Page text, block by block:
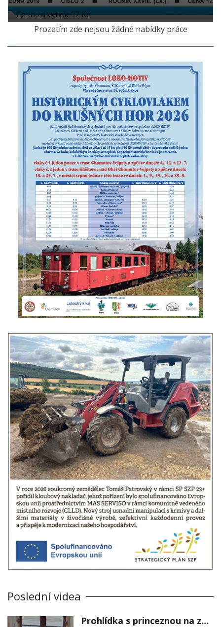
Cena za výtisk 12 Kč
Prozatím zde nejsou žádné nabídky práce
Poslední videa
Prohlídka s princeznou na zámku Stekník